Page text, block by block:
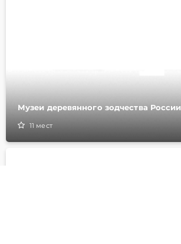
Музеи деревянного зодчества России
11 мест